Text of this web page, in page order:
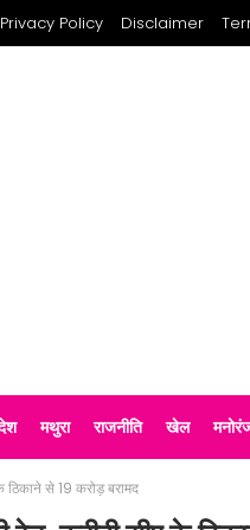
Privacy Policy Disclaimer
मथुरा राजनीति खेल
ठिकाने से 19 करोड़ बरामद